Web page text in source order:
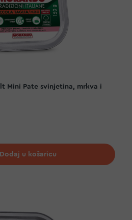
Mini Pate svinjetina, mrkva i
želja
Dodaj u košaricu